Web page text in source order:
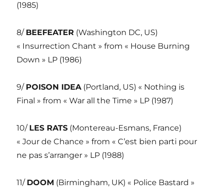
(1985)
8/ BEEFEATER (Washington DC, US)
« Insurrection Chant » from « House Burning
Down » LP (1986)
9/ POISON IDEA(Portland, US) « Nothing is
Final » from « War all the Time » LP (1987)
10/ LES RATS (Montereau-Esmans, France)
« Jour de Chance » from « C’est bien parti pour
ne pas s’arranger » LP (1988)
11/ DOOM (Birmingham, UK) « Police Bastard »